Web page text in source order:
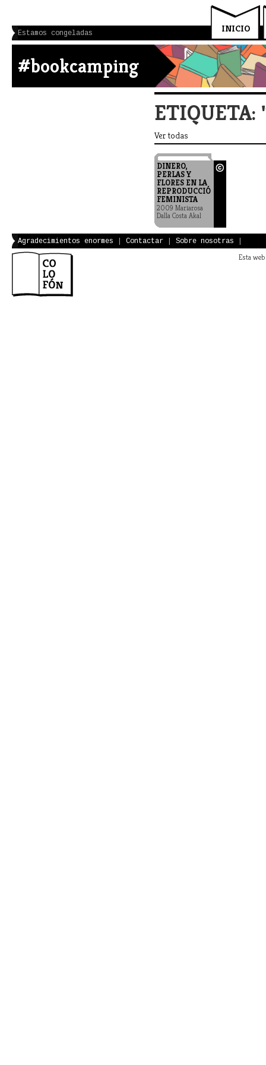
INICIO
Estamos congeladas
#bookcamping
ETIQUETA:
Ver todas
DINERO,
PERLAS Y
FLORES EN LA
REPRODUCCIÓN
FEMINISTA
2009 Mariarosa
Dalla Costa Akal
Agradecimientos enormes Contactar Sobre nosotras
Esta